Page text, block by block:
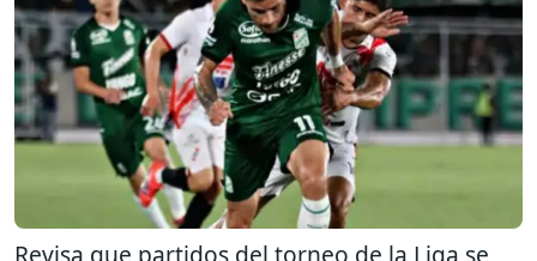
Revisa que partidos del torneo de la Liga se